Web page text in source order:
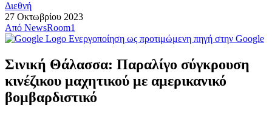
Διεθνή
27 Οκτωβρίου 2023
Από NewsRoom1
Ενεργοποίηση ως προτιμώμενη πηγή στην Google
Σινική Θάλασσα: Παραλίγο σύγκρουση
κινέζικου μαχητικού με αμερικανικό
βομβαρδιστικό